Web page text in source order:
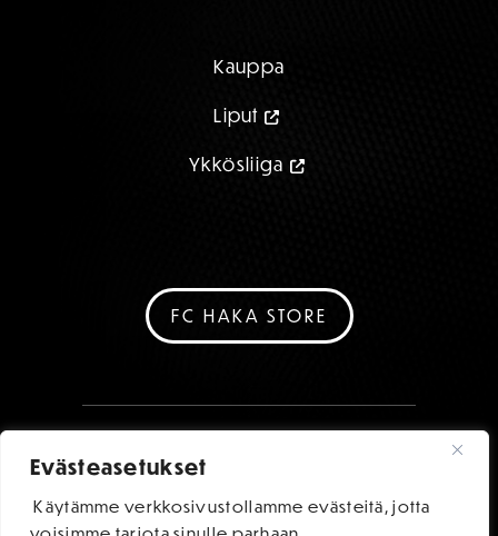
Evästeasetukset
Käytämme verkkosivustollamme evästeitä, jotta
Kauppa
Liput
Ykkösliiga
FC HAKA STORE